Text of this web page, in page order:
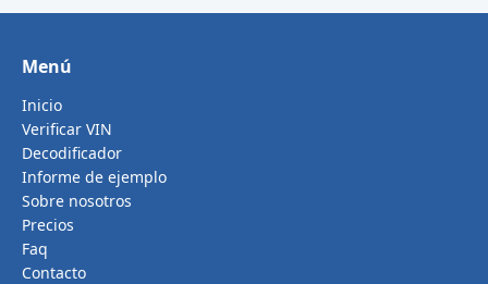
Menú
Inicio
Verificar VIN
Decodificador
Informe de ejemplo
Sobre nosotros
Precios
Faq
Contacto